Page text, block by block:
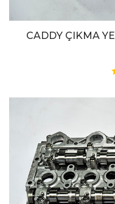
CADDY ÇIKMA